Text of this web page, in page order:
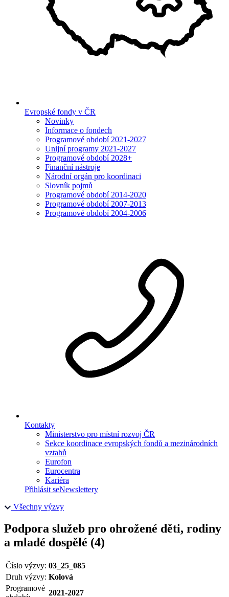
Evropské fondy v ČR
Novinky
Informace o fondech
Programové období 2021-2027
Unijní programy 2021-2027
Programové období 2028+
Finanční nástroje
Národní orgán pro koordinaci
Slovník pojmů
Programové období 2014-2020
Programové období 2007-2013
Programové období 2004-2006
Kontakty
Ministerstvo pro místní rozvoj ČR
Sekce koordinace evropských fondů a mezinárodních
vztahů
Eurofon
Eurocentra
Kariéra
Přihlásit seNewslettery
Všechny výzvy
Podpora služeb pro ohrožené děti, rodiny
a mladé dospělé (4)
Číslo výzvy: 03_25_085
Druh výzvy: Kolová
Programové
2021-2027